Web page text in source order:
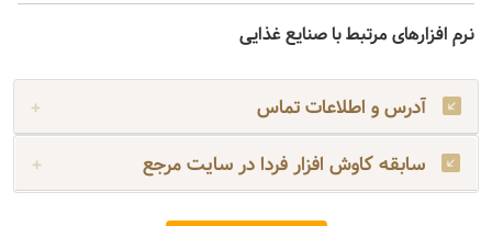
نرم افزارهای مرتبط با صنایع غذایی
آدرس و اطلاعات تماس
سابقه کاوش افزار فردا در سایت مرجع